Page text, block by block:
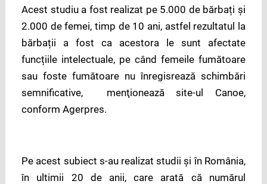
Acest studiu a fost realizat pe 5.000 de bărbați și
2.000 de femei, timp de 10 ani, astfel rezultatul la
bărbații a fost ca acestora le sunt afectate
funcțiile intelectuale, pe când femeile fumătoare
sau foste fumătoare nu înregisrează schimbări
semnificative, menţionează site-ul Canoe,
conform Agerpres.
Pe acest subiect s-au realizat studii și în România,
în ultimii 20 de anii, care arată că numărul